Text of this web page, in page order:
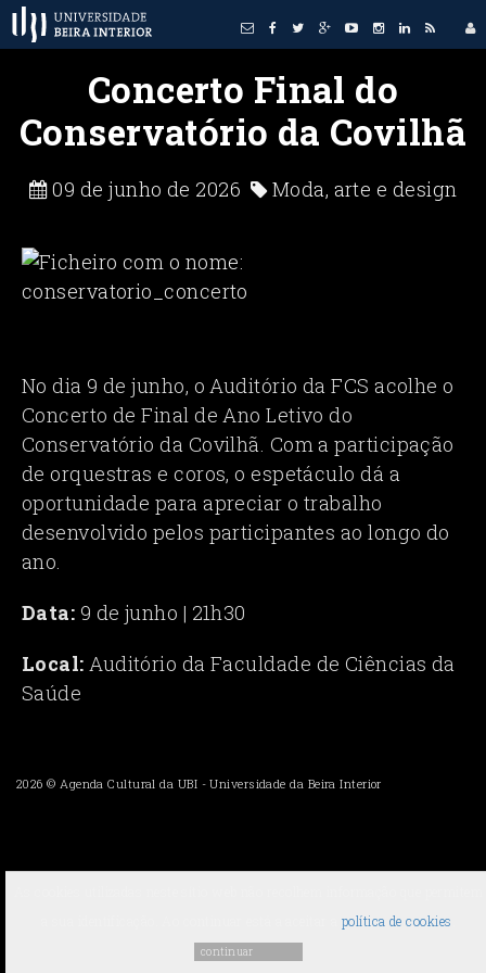
Concerto Final do
Conservatório da Covilhã
09 de junho de 2026 Moda, arte e design
No dia 9 de junho, o Auditório da FCS acolhe o
Concerto de Final de Ano Letivo do
Conservatório da Covilhã. Com a participação
de orquestras e coros, o espetáculo dá a
oportunidade para apreciar o trabalho
desenvolvido pelos participantes ao longo do
ano.
Data: 9 de junho | 21h30
Local: Auditório da Faculdade de Ciências da
Saúde
política de cookies
2026 ©Agenda Cultural da UBI -Universidade da Beira Interior